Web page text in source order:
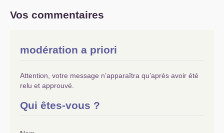
Vos commentaires
modération a priori
Attention, votre message n’apparaîtra qu’après avoir été
relu et approuvé.
Qui êtes-vous ?